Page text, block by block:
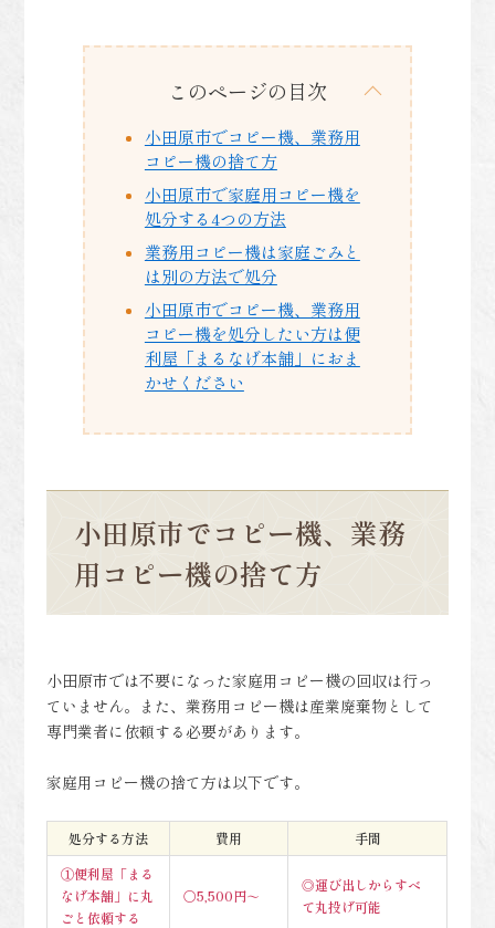
このページの目次
小田原市でコピー機、業務用
コピー機の捨て方
小田原市で家庭用コピー機を
処分する4つの方法
業務用コピー機は家庭ごみと
は別の方法で処分
小田原市でコピー機、業務用
コピー機を処分したい方は便
利屋「まるなげ本舗」におま
かせください
小田原市でコピー機、業務
用コピー機の捨て方
小田原市では不要になった家庭用コピー機の回収は行っ
ていません。また、業務用コピー機は産業廃棄物として
専門業者に依頼する必要があります。
家庭用コピー機の捨て方は以下です。
処分する方法 費用
手間
①便利屋「まる
なげ本舗」に丸
ごと依頼する
〇5,500円～
◎運び出しからすべ
て丸投げ可能